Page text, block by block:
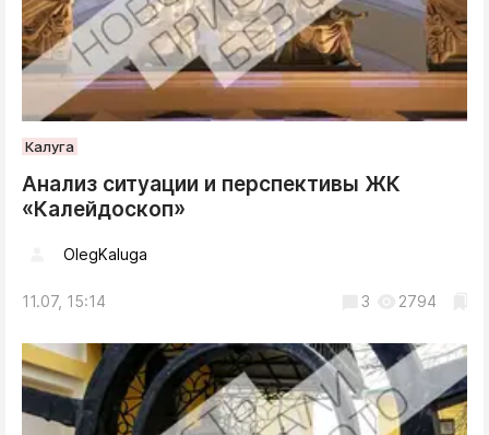
Калуга
Анализ ситуации и перспективы ЖК
«Калейдоскоп»
OlegKaluga
11.07, 15:14 3 2794